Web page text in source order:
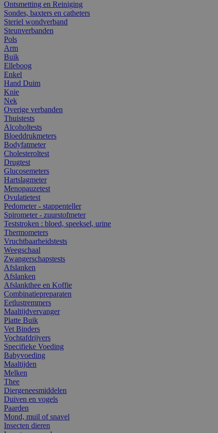
Ontsmetting en Reiniging
Sondes, baxters en catheters
Steriel wondverband
Steunverbanden
Pols
Arm
Buik
Elleboog
Enkel
Hand Duim
Knie
Nek
Overige verbanden
Thuistests
Alcoholtests
Bloeddrukmeters
Bodyfatmeter
Cholesteroltest
Drugtest
Glucosemeters
Hartslagmeter
Menopauzetest
Ovulatietest
Pedometer - stappenteller
Spirometer - zuurstofmeter
Teststroken : bloed, speeksel, urine
Thermometers
Vruchtbaarheidstests
Weegschaal
Zwangerschapstests
Afslanken
Afslanken
Afslankthee en Koffie
Combinatiepreparaten
Eetlustremmers
Maaltijdvervanger
Platte Buik
Vet Binders
Vochtafdrijvers
Specifieke Voeding
Babyvoeding
Maaltijden
Melken
Thee
Diergeneesmiddelen
Duiven en vogels
Paarden
Mond, muil of snavel
Insecten dieren